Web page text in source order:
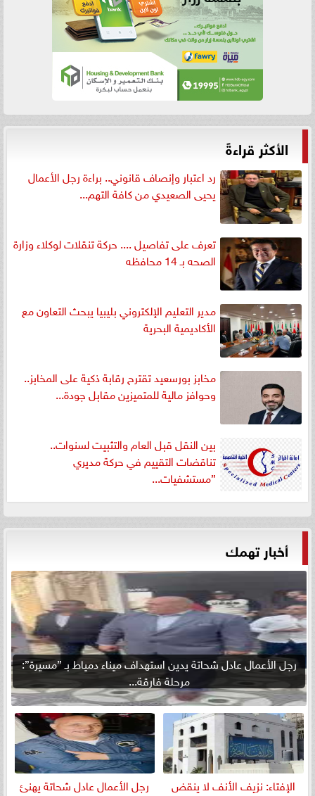
الأكثر قراءةً
رد اعتبار وإنصاف قانوني.. براءة رجل الأعمال
يحيى الصعيدي من كافة التهم...
تعرف على تفاصيل .... حركة تنقلات لوكلاء وزارة
الصحه بـ 14 محافظه
مدير التعليم الإلكتروني بليبيا يبحث التعاون مع
الأكاديمية البحرية
مخابز بورسعيد تقترح رقابة ذكية على المخابز..
وحوافز مالية للمتميزين مقابل جودة...
بين النقل قبل العام والتثبيت لسنوات..
تناقضات التقييم في حركة مديري
”مستشفيات...
أخبار تهمك
رجل الأعمال عادل شحاتة يدين استهداف ميناء دمياط بـ ”مسيرة”:
مرحلة فارقة...
الإفتاء: نزيف الأنف لا ينقض
رجل الأعمال عادل شحاتة يهنئ